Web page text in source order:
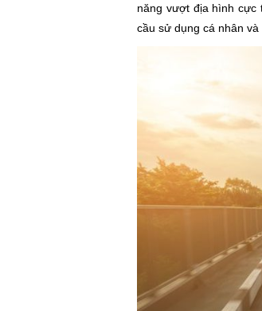
năng vượt địa hình cực
cầu sử dụng cá nhân và